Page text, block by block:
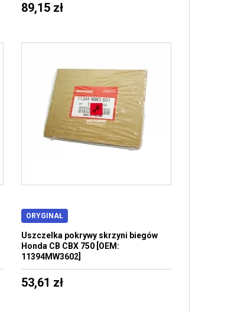
89,15 zł
ORYGINAŁ
Uszczelka pokrywy skrzyni biegów
Honda CB CBX 750 [OEM:
11394MW3602]
53,61 zł